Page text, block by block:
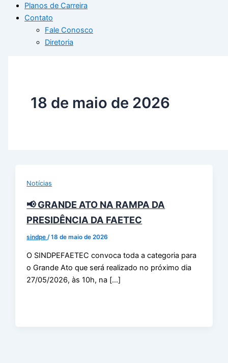
Planos de Carreira
Contato
Fale Conosco
Diretoria
18 de maio de 2026
Notícias
📢 GRANDE ATO NA RAMPA DA
PRESIDÊNCIA DA FAETEC
sindpe/18 de maio de 2026
O SINDPEFAETEC convoca toda a categoria para
o Grande Ato que será realizado no próximo dia
27/05/2026, às 10h, na […]